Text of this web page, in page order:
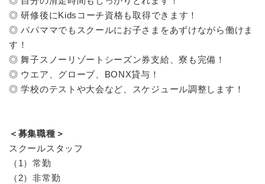
◎ 研修後にKidsコーチ資格も取得できます！
◎ パパママでもスクールにお子さまをあずけながら働けま
す！
◎ 舞子スノーリゾートシーズン券支給、寮も完備！
◎ ウエア、グローブ、BONX貸与！
◎ 学校のテストや大会など、スケジュール調整します！
＜募集職種＞
スクールスタッフ
（1）常勤
（2）非常勤